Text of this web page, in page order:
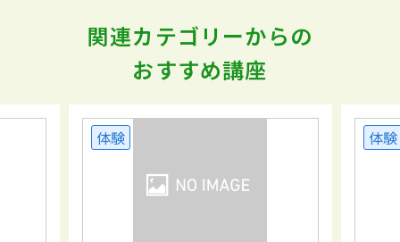
関連カテゴリーからの
おすすめ講座
体験 体験